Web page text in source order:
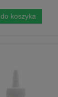
do koszyka